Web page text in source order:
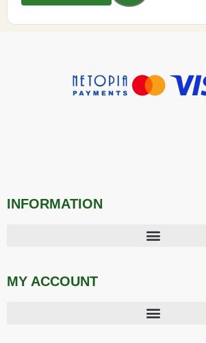
INFORMATION
MY ACCOUNT